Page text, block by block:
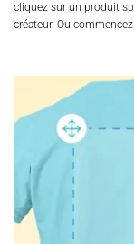
cliquez sur un produit
créateur. Ou